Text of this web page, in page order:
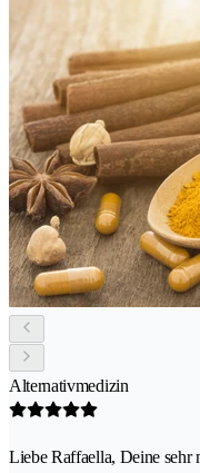
Alternativmedizin
Liebe Raffaella, Deine sehr